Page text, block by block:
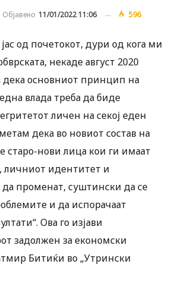
Објавено 11/01/2022 11:06 596
од почетокот, дури од кога ми
некаде август 2020
дека основниот принцип на
влада треба да биде
личен на секој еден
дека во новиот состав на
старо-нови лица кои ги имаат
личниот идентитет и
да променат, суштински да се
и да испорачаат
Ова го изјави
задолжен за економски
Битиќи во „Утрински